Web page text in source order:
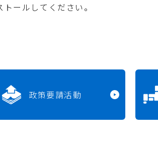
トールしてください。
政策要請活動